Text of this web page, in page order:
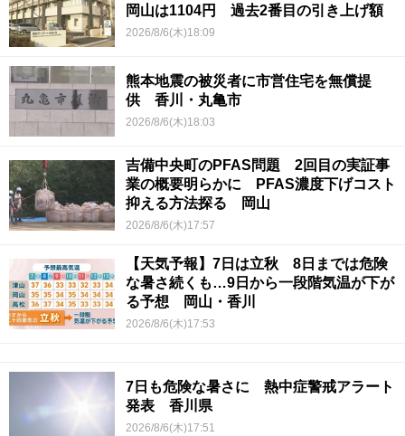
岡山は1104円 過去2番目の引き上げ額
2026/8/6(木)18:09
熊本地震の被災者に市営住宅を無償提
供 香川・丸亀市
2026/8/6(木)18:03
吉備中央町のPFAS問題 2回目の実証事
業の概要明らかに PFAS濃度下げコスト
抑える方法探る 岡山
2026/8/6(木)17:57
【天気予報】7日は立秋 8日までは危険
な暑さ続くも…9日から一段階気温が下が
る予想 岡山・香川
2026/8/6(木)17:53
7日も危険な暑さに 熱中症警戒アラート
発表 香川県
2026/8/6(木)17:51